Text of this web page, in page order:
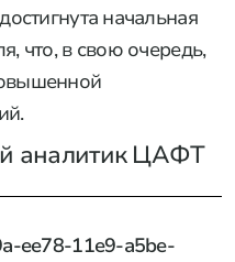
начальная
что, в свою очередь,
аналитик ЦАФТ
ee78-11e9-a5be-